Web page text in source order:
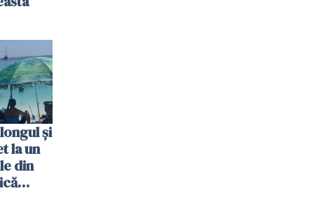
și
la un
din